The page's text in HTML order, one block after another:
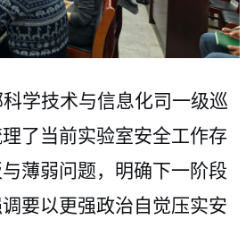
学技术与信息化司一级巡
了当前实验室安全工作存
薄弱问题，明确下一阶段
要以更强政治自觉压实安